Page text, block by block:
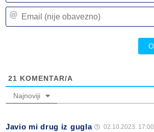
21 KOMENTAR/A
Najnoviji
Javio mi drug iz gugla 02.10.2023. 17:00